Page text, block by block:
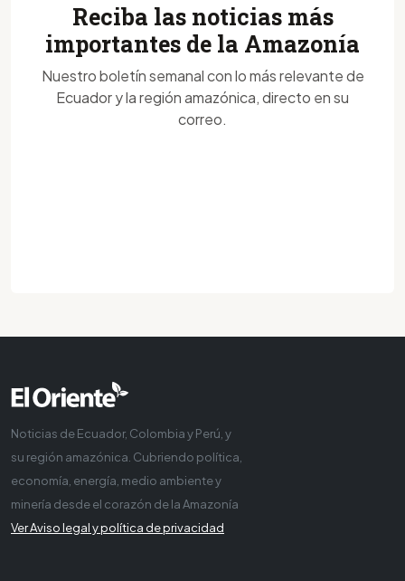
Reciba las noticias más
importantes de la Amazonía
Nuestro boletín semanal con lo más relevante de
Ecuador y la región amazónica, directo en su
correo.
Noticias de Ecuador, Colombia y Perú, y
su región amazónica. Cubriendo política,
economía, energía, medio ambiente y
minería desde el corazón de la Amazonía
Ver Aviso legal y política de privacidad